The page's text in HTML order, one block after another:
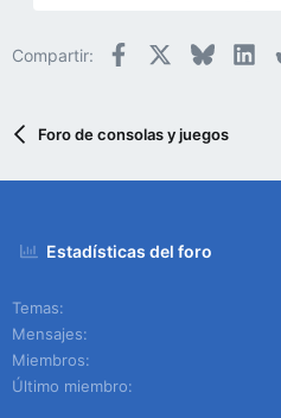
Compartir: Facebook Bluesky
Foro de consolas y juegos
Estadísticas del foro
Temas
Mensajes
Miembros
Último miembro